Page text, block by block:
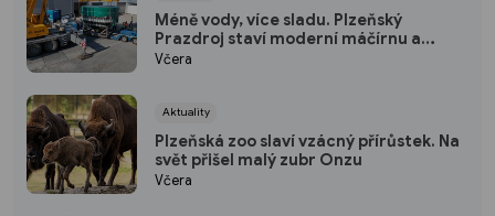
Méně vody, více sladu. Plzeňský
Prazdroj staví moderní máčírnu a
ušetří miliony litrů vody
Včera
Aktuality
Plzeňská zoo slaví vzácný přírůstek. Na
svět přišel malý zubr Onzu
Včera